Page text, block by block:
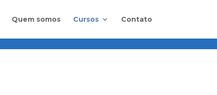
Quem somos Cursos Contato